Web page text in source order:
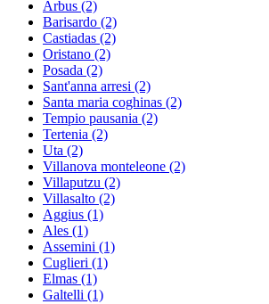
Arbus (2)
Barisardo (2)
Castiadas (2)
Oristano (2)
Posada (2)
Sant'anna arresi (2)
Santa maria coghinas (2)
Tempio pausania (2)
Tertenia (2)
Uta (2)
Villanova monteleone (2)
Villaputzu (2)
Villasalto (2)
Aggius (1)
Ales (1)
Assemini (1)
Cuglieri (1)
Elmas (1)
Galtelli (1)